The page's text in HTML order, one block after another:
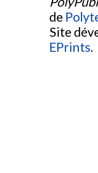
de
Site
EPrints.